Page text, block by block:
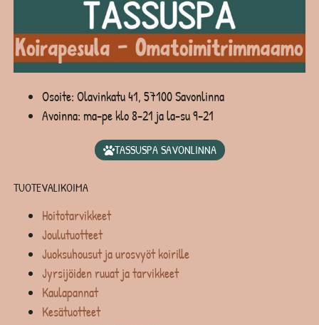
Osoite: Olavinkatu 41, 57100 Savonlinna
Avoinna: ma-pe klo 8-21 ja la-su 9-21
TASSUSPA SAVONLINNA
TUOTEVALIKOIMA
Hoitotarvikkeet
Joulutuotteet
Juoksuhousut ja urosvyöt koirille
Jyrsijöiden ruuat ja tarvikkeet
Kaulapannat
Kesätuotteet